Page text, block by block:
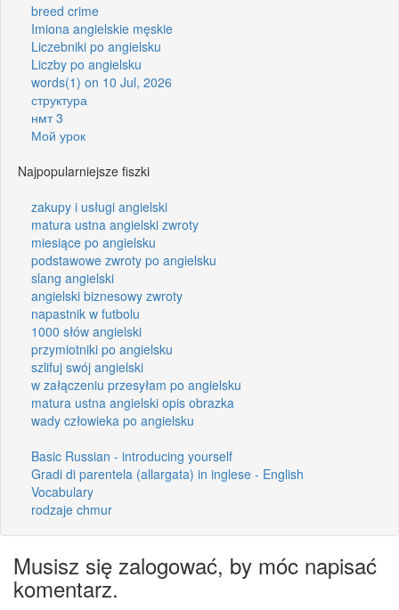
breed crime
Imiona angielskie męskie
Liczebniki po angielsku
Liczby po angielsku
words(1) on 10 Jul, 2026
структура
нмт 3
Мой урок
Najpopularniejsze fiszki
zakupy i usługi angielski
matura ustna angielski zwroty
miesiące po angielsku
podstawowe zwroty po angielsku
slang angielski
angielski biznesowy zwroty
napastnik w futbolu
1000 słów angielski
przymiotniki po angielsku
szlifuj swój angielski
w załączeniu przesyłam po angielsku
matura ustna angielski opis obrazka
wady człowieka po angielsku
Basic Russian - introducing yourself
Gradi di parentela (allargata) in inglese - English
Vocabulary
rodzaje chmur
Musisz się zalogować, by móc napisać
komentarz.